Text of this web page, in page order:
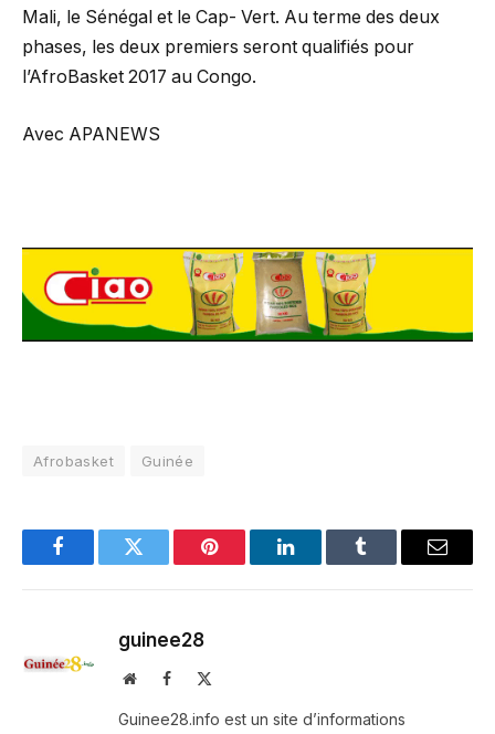
Mali, le Sénégal et le Cap- Vert. Au terme des deux
phases, les deux premiers seront qualifiés pour
l’AfroBasket 2017 au Congo.
Avec APANEWS
Afrobasket Guinée
FacebookTwitter Pinterest LinkedInTumblr Email
guinee28
WebsiteFacebook
Guinee28.info est un site d’informations